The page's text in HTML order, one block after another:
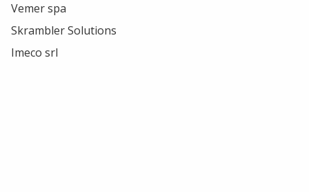
Vemer spa
Skrambler Solutions
Imeco srl